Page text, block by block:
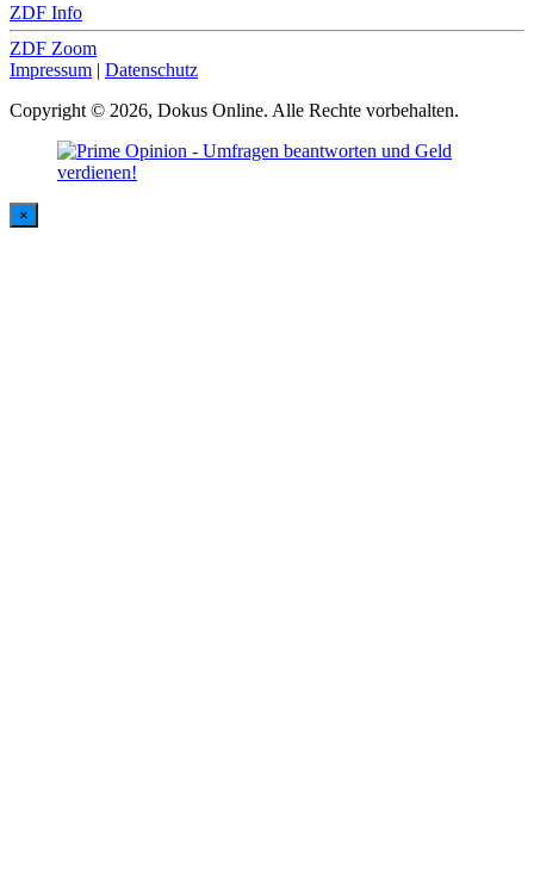
ZDF Info
ZDF Zoom
Impressum | Datenschutz
Copyright © 2026, Dokus Online. Alle Rechte vorbehalten.
×